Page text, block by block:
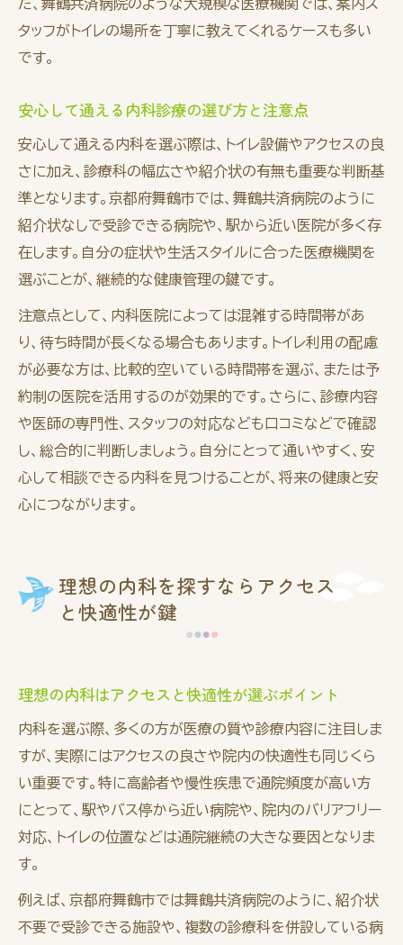
た、舞鶴共済病院のような大規模な医療機関では、案内ス
タッフがトイレの場所を丁寧に教えてくれるケースも多い
です。
安心して通える内科診療の選び方と注意点
安心して通える内科を選ぶ際は、トイレ設備やアクセスの良
さに加え、診療科の幅広さや紹介状の有無も重要な判断基
準となります。京都府舞鶴市では、舞鶴共済病院のように
紹介状なしで受診できる病院や、駅から近い医院が多く存
在します。自分の症状や生活スタイルに合った医療機関を
選ぶことが、継続的な健康管理の鍵です。
注意点として、内科医院によっては混雑する時間帯があ
り、待ち時間が長くなる場合もあります。トイレ利用の配慮
が必要な方は、比較的空いている時間帯を選ぶ、または予
約制の医院を活用するのが効果的です。さらに、診療内容
や医師の専門性、スタッフの対応なども口コミなどで確認
し、総合的に判断しましょう。自分にとって通いやすく、安
心して相談できる内科を見つけることが、将来の健康と安
心につながります。
理想の内科を探すならアクセス
と快適性が鍵
理想の内科はアクセスと快適性が選ぶポイント
内科を選ぶ際、多くの方が医療の質や診療内容に注目しま
すが、実際にはアクセスの良さや院内の快適性も同じくら
い重要です。特に高齢者や慢性疾患で通院頻度が高い方
にとって、駅やバス停から近い病院や、院内のバリアフリー
対応、トイレの位置などは通院継続の大きな要因となりま
す。
例えば、京都府舞鶴市では舞鶴共済病院のように、紹介状
不要で受診できる施設や、複数の診療科を併設している病